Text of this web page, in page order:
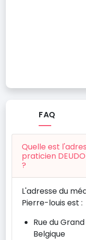
FAQ
Quelle est
praticien
?
L'adresse du
Pierre-louis est :
Rue du
Belgique